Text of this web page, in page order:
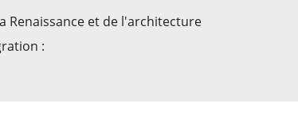
Renaissance et de l'architecture
: